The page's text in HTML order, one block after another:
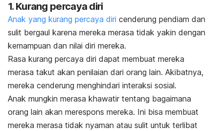
1. Kurang percaya diri
Anak yang kurang percaya diri cenderung pendiam dan
sulit bergaul karena mereka merasa tidak yakin dengan
kemampuan dan nilai diri mereka.
Rasa kurang percaya diri dapat membuat mereka
merasa takut akan penilaian dari orang lain. Akibatnya,
mereka cenderung menghindari interaksi sosial.
Anak mungkin merasa khawatir tentang bagaimana
orang lain akan merespons mereka. Ini bisa membuat
mereka merasa tidak nyaman atau sulit untuk terlibat